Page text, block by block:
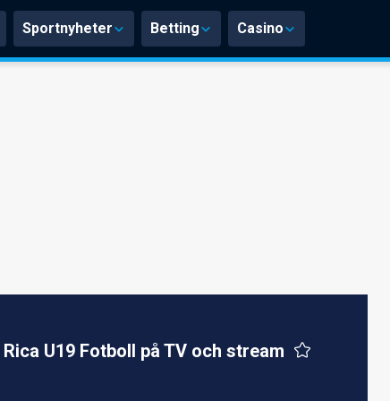
Sportnyheter Betting Casino
U19 Fotboll på TV och stream